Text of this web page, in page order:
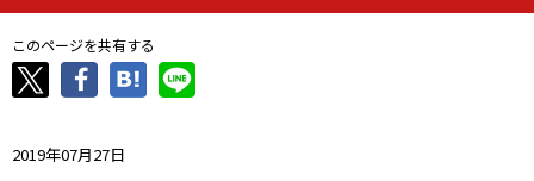
ニッパツ
ニッパツ
-
石人の星
このページを共有する
2019年07月27日